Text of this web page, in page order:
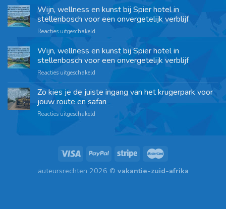
Wijn, wellness en kunst bij Spier hotel in
stellenbosch voor een onvergetelijk verblijf
Reacties uitgeschakeld
Wijn, wellness en kunst bij Spier hotel in
stellenbosch voor een onvergetelijk verblijf
Reacties uitgeschakeld
Zo kies je de juiste ingang van het krugerpark voor
jouw route en safari
Reacties uitgeschakeld
auteursrechten 2026 © vakantie-zuid-afrika